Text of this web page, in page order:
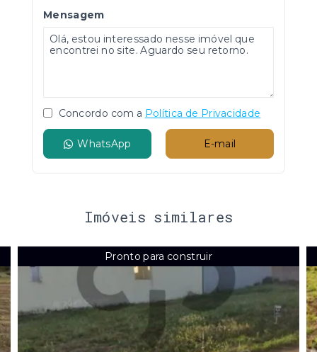
Mensagem
Concordo com a Política de Privacidade
WhatsApp E-mail
Imóveis similares
Pronto para construir